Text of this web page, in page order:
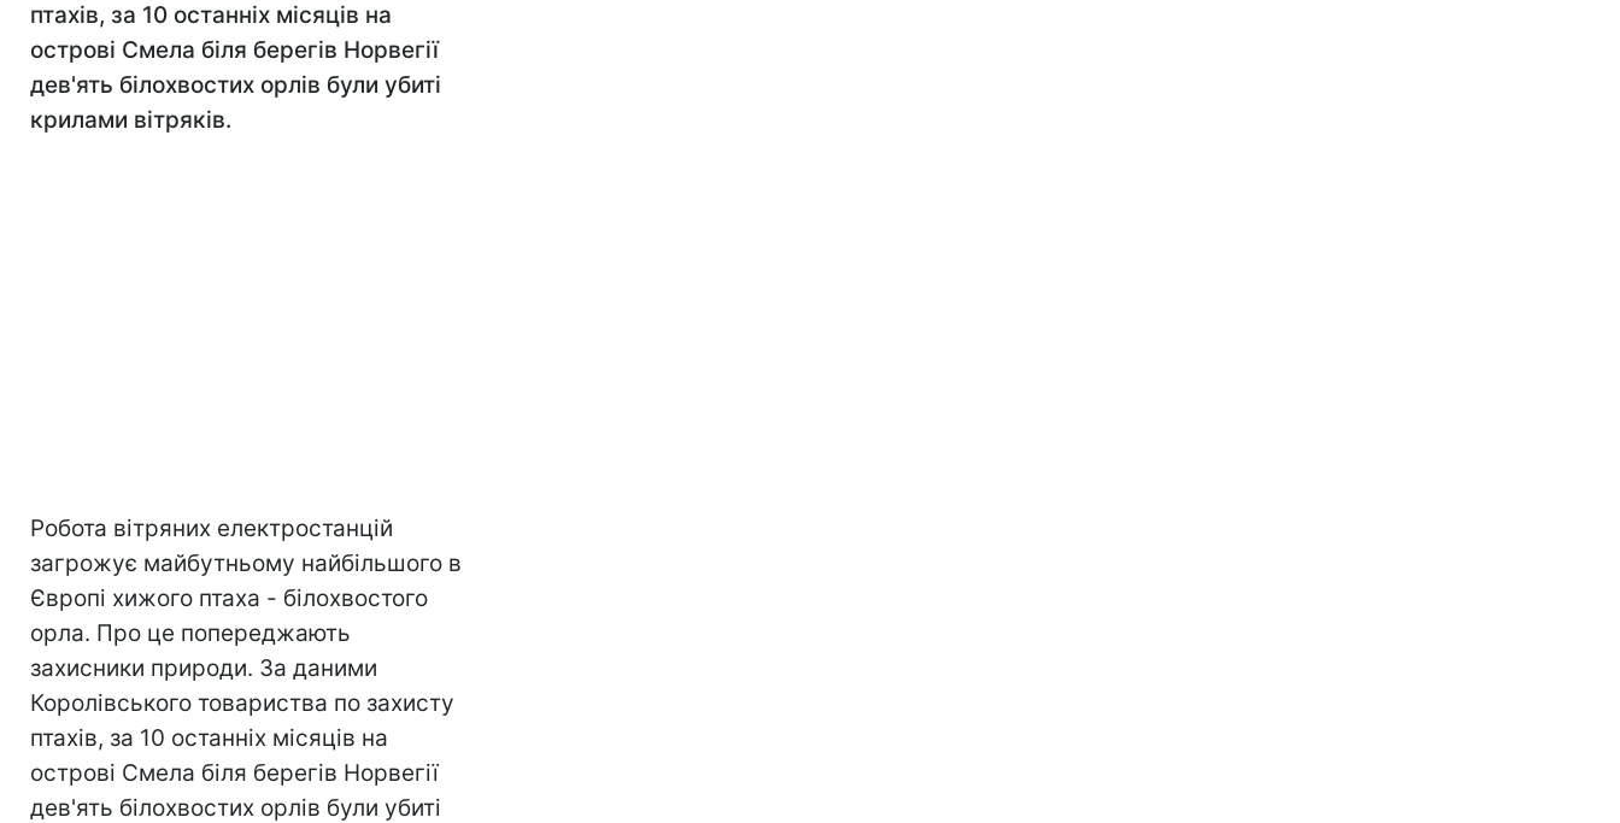
птахів, за 10 останніх місяців на
острові Смела біля берегів Норвегії
дев'ять білохвостих орлів були убиті
крилами вітряків.
Робота вітряних електростанцій
загрожує майбутньому найбільшого в
Європі хижого птаха - білохвостого
орла. Про це попереджають
захисники природи. За даними
Королівського товариства по захисту
птахів, за 10 останніх місяців на
острові Смела біля берегів Норвегії
дев'ять білохвостих орлів були убиті